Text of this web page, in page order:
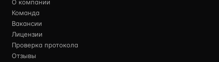
О компании
Команда
Вакансии
Лицензии
Проверка протокола
Отзывы